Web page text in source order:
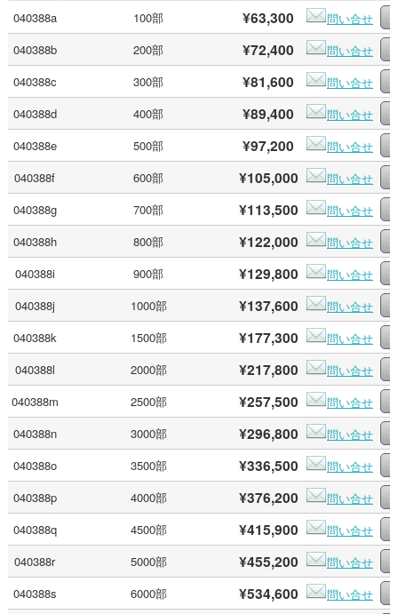
040388a 100部 ¥63,300
問い合せ
040388b
200部 ¥72,400
問い合せ
040388c
300部 ¥81,600
問い合せ
040388d
400部 ¥89,400
問い合せ
040388e
500部 ¥97,200
問い合せ
040388f
600部 ¥105,000
問い合せ
040388g
700部 ¥113,500
問い合せ
040388h
800部 ¥122,000
問い合せ
040388i
900部 ¥129,800
問い合せ
040388j
1000部 ¥137,600
問い合せ
040388k
1500部 ¥177,300
問い合せ
040388l
2000部 ¥217,800
問い合せ
040388m
2500部 ¥257,500
問い合せ
040388n
3000部 ¥296,800
問い合せ
040388o
3500部 ¥336,500
問い合せ
040388p
4000部 ¥376,200
問い合せ
040388q
4500部 ¥415,900
問い合せ
040388r
5000部 ¥455,200
問い合せ
040388s
6000部 ¥534,600
問い合せ